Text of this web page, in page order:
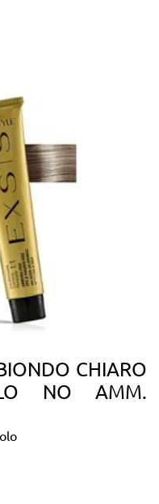
CHIARO
NO AMM.